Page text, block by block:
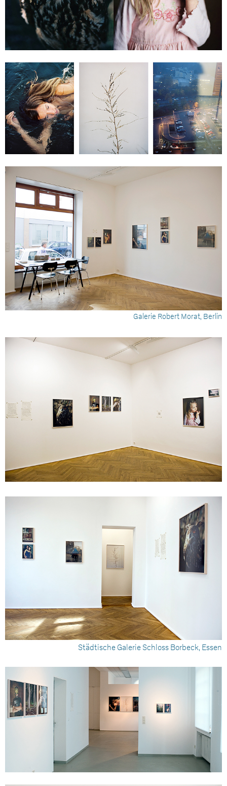
Galerie Robert Morat, Berlin
Städtische Galerie Schloss Borbeck, Essen